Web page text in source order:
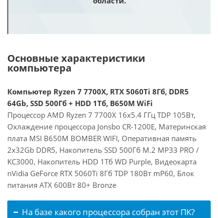
Основные характеристики
компьютера
Компьютер Ryzen 7 7700X, RTX 5060Ti 8Гб, DDR5
64Gb, SSD 500Гб + HDD 1Тб, B650M WiFi
Процессор AMD Ryzen 7 7700X 16x5.4 ГГц TDP 105Вт,
Охлаждение процессора Jonsbo CR-1200E, Материнская
плата MSI B650M BOMBER WIFI, Оперативная память
2x32Gb DDR5, Накопитель SSD 500Гб M.2 MP33 PRO /
KC3000, Накопитель HDD 1Тб WD Purple, Видеокарта
nVidia GeForce RTX 5060Ti 8Гб TDP 180Вт mP60, Блок
питания ATX 600Вт 80+ Bronze
На базе какого процессора собран этот ПК?